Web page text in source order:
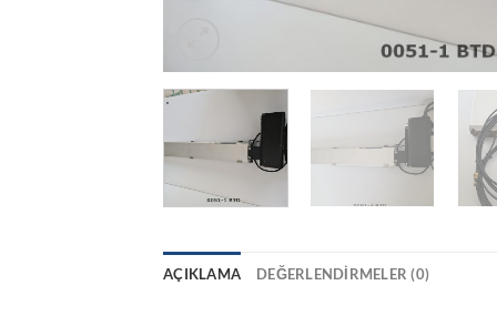
AÇIKLAMA DEĞERLENDIRMELER (0)